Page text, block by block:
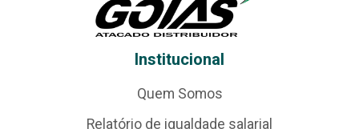
Institucional
Quem Somos
Relatório de igualdade salarial